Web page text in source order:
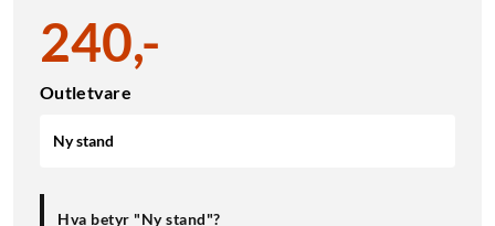
240,-
Outletvare
Ny stand
Hva betyr "Ny stand"?